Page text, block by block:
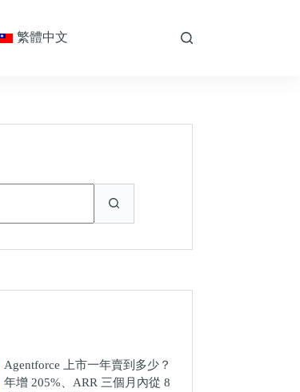
繁體中文
Agentforce 上市一年賣到多少？
年增 205%、ARR 三個月內從 8